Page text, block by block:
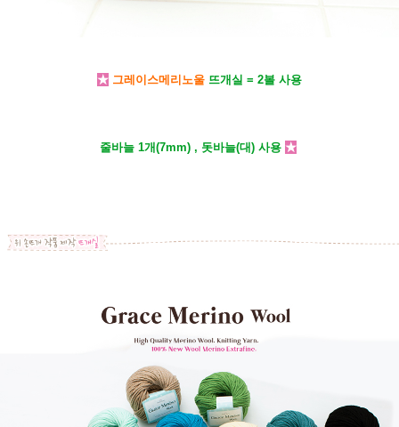
★ 그레이스메리노울 뜨개실 = 2볼 사용
줄바늘 1개(7mm) , 돗바늘(대) 사용 ★